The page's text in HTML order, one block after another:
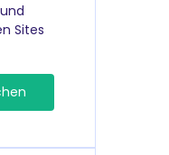
Sites